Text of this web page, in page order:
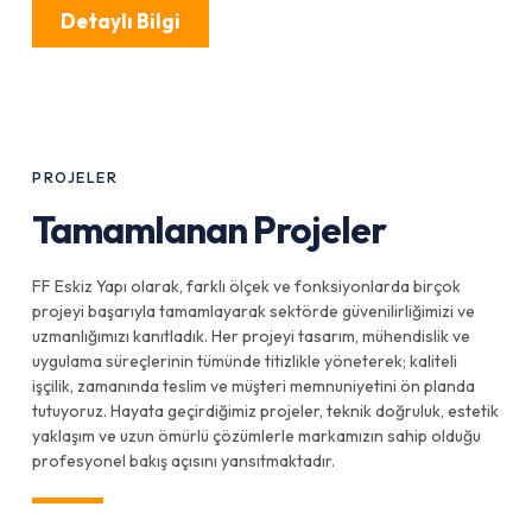
Detaylı Bilgi
PROJELER
Tamamlanan Projeler
FF Eskiz Yapı olarak, farklı ölçek ve fonksiyonlarda birçok
projeyi başarıyla tamamlayarak sektörde güvenilirliğimizi ve
uzmanlığımızı kanıtladık. Her projeyi tasarım, mühendislik ve
uygulama süreçlerinin tümünde titizlikle yöneterek; kaliteli
işçilik, zamanında teslim ve müşteri memnuniyetini ön planda
tutuyoruz. Hayata geçirdiğimiz projeler, teknik doğruluk, estetik
yaklaşım ve uzun ömürlü çözümlerle markamızın sahip olduğu
profesyonel bakış açısını yansıtmaktadır.